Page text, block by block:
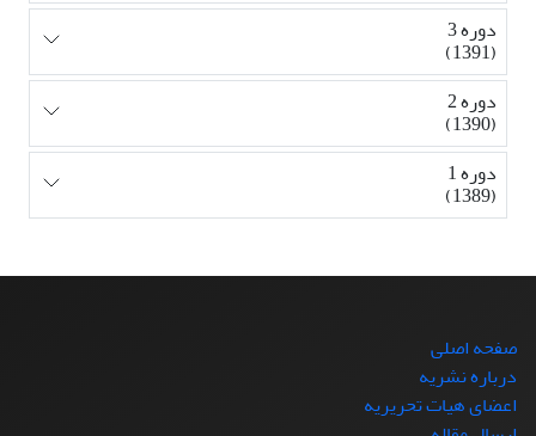
دوره 3
(1391)
دوره 2
(1390)
دوره 1
(1389)
صفحه اصلی
درباره نشریه
اعضای هیات تحریریه